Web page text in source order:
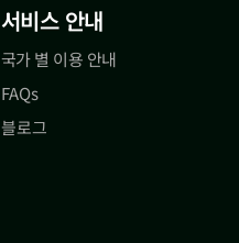
서비스 안내
국가 별 이용 안내
FAQs
블로그